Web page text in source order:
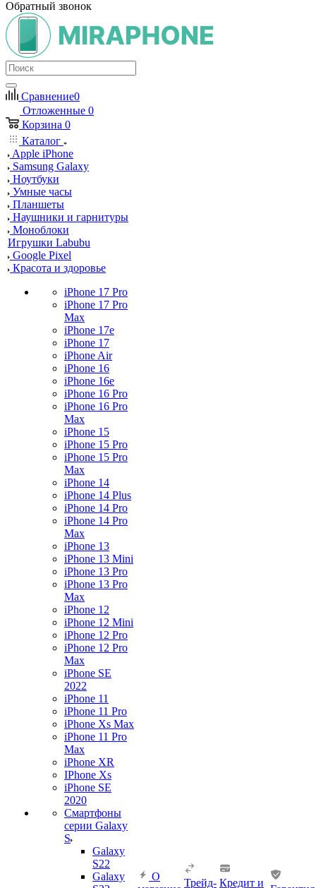
Обратный звонок
Сравнение0
Отложенные 0
Корзина 0
Каталог
Apple iPhone
Samsung Galaxy
Ноутбуки
Умные часы
Планшеты
Наушники и гарнитуры
Моноблоки
Игрушки Labubu
Google Pixel
Красота и здоровье
iPhone 17 Pro
iPhone 17 Pro
Max
iPhone 17e
iPhone 17
iPhone Air
iPhone 16
iPhone 16e
iPhone 16 Pro
iPhone 16 Pro
Max
iPhone 15
iPhone 15 Pro
iPhone 15 Pro
Max
iPhone 14
iPhone 14 Plus
iPhone 14 Pro
iPhone 14 Pro
Max
iPhone 13
iPhone 13 Mini
iPhone 13 Pro
iPhone 13 Pro
Max
iPhone 12
iPhone 12 Mini
iPhone 12 Pro
iPhone 12 Pro
Max
iPhone SE
2022
iPhone 11
iPhone 11 Pro
iPhone Xs Max
iPhone 11 Pro
Max
iPhone XR
IPhone Xs
iPhone SE
2020
Смартфоны
серии Galaxy
S
Galaxy
S22
Galaxy
О
Трейд- Кредит и